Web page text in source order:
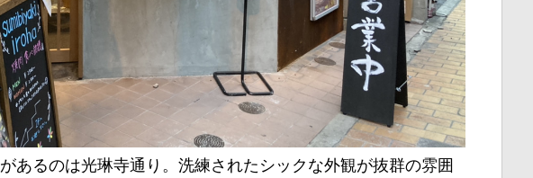
があるのは光琳寺通り。洗練されたシックな外観が抜群の雰囲